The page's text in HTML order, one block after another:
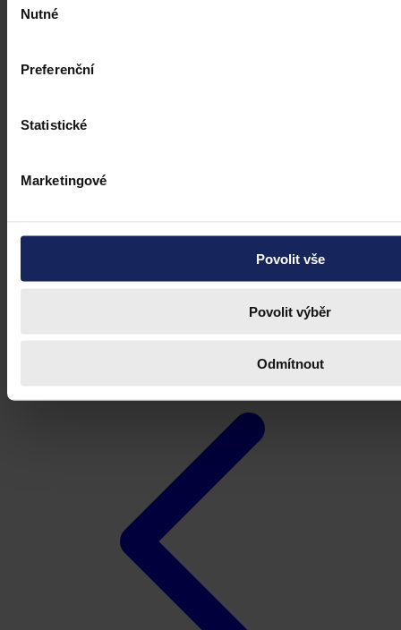
souhlasu
Nutné
Preferenční
Statistické
Marketingové
Povolit vše
Povolit výběr
Odmítnout